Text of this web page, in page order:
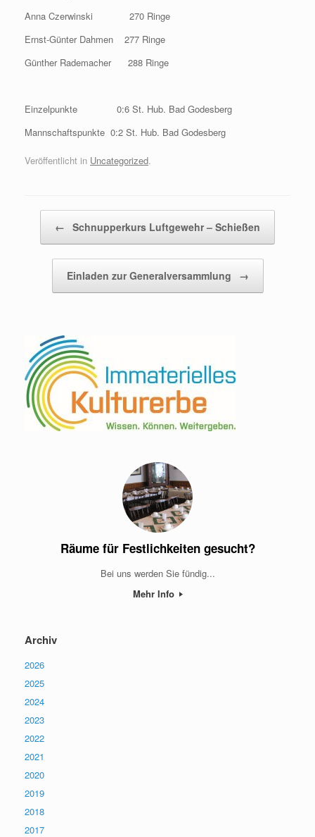
Anna Czerwinski 270 Ringe
Ernst-Günter Dahmen 277 Ringe
Günther Rademacher 288 Ringe
Einzelpunkte 0:6 St. Hub. Bad Godesberg
Mannschaftspunkte 0:2 St. Hub. Bad Godesberg
Veröffentlicht in Uncategorized.
← Schnupperkurs Luftgewehr – Schießen
Einladen zur Generalversammlung →
Räume für Festlichkeiten gesucht?
Bei uns werden Sie fündig...
Mehr Info
Archiv
2026
2025
2024
2023
2022
2021
2020
2019
2018
2017